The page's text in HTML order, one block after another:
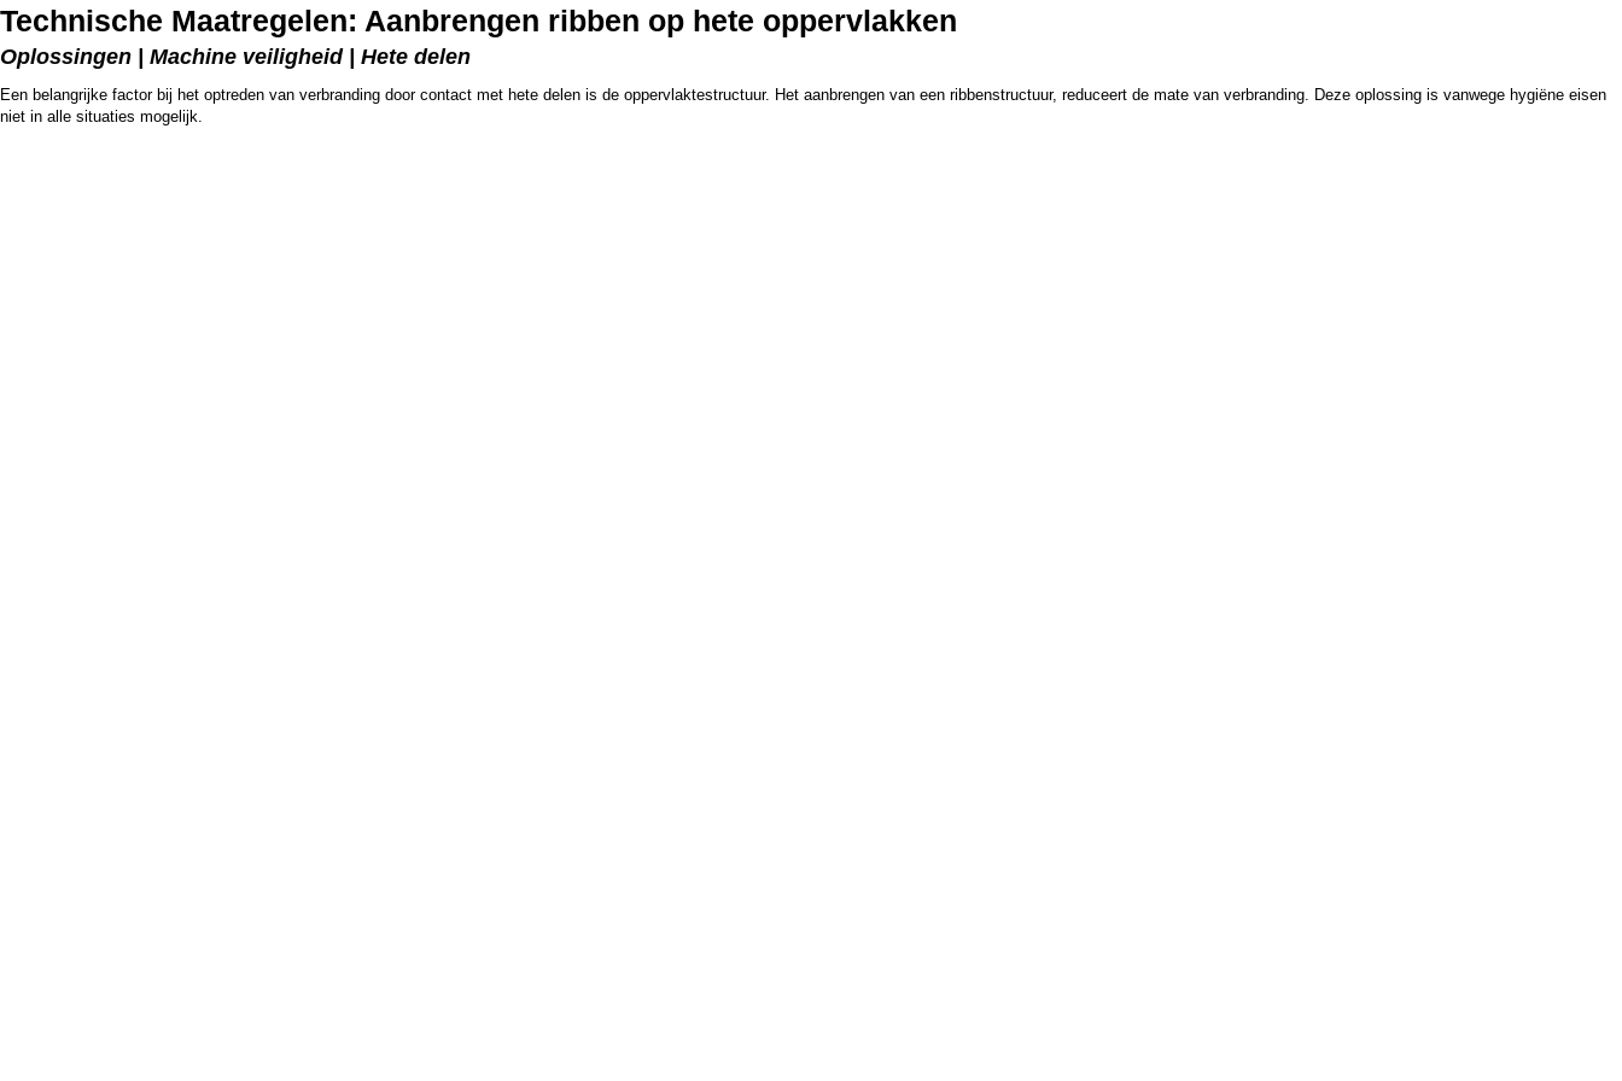
Technische Maatregelen: Aanbrengen ribben op hete oppervlakken
Oplossingen | Machine veiligheid | Hete delen
Een belangrijke factor bij het optreden van verbranding door contact met hete delen is de oppervlaktestructuur. Het aanbrengen van een ribbenstructuur, reduceert de mate van verbranding. Deze oplossing is vanwege hygiëne eisen
niet in alle situaties mogelijk.